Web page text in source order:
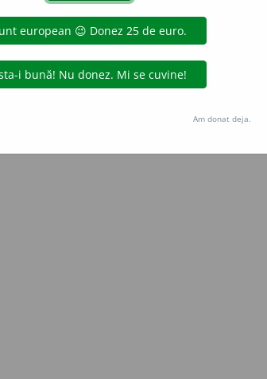
2004-2026 dexonline (https://dexonline.ro)
site, inclusiv prin orice metode de extragere automată
cu excepția seturilor de date oferite oficial spre utilizare
Hosterion
Am donat deja.